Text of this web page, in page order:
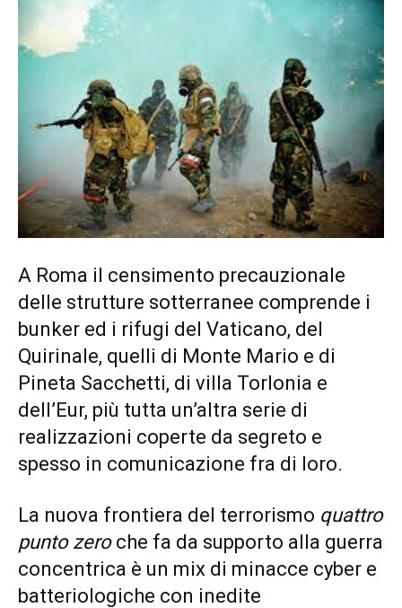
A Roma il censimento precauzionale
delle strutture sotterranee comprende i
bunker ed i rifugi del Vaticano, del
Quirinale, quelli di Monte Mario e di
Pineta Sacchetti, di villa Torlonia e
dell’Eur, più tutta un’altra serie di
realizzazioni coperte da segreto e
spesso in comunicazione fra di loro.
La nuova frontiera del terrorismo quattro
punto zeroche fa da supporto alla guerra
concentrica è un mix di minacce cyber e
batteriologiche con inedite